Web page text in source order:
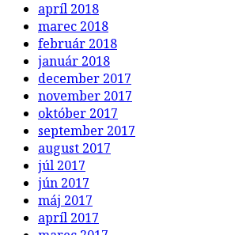
apríl 2018
marec 2018
február 2018
január 2018
december 2017
november 2017
október 2017
september 2017
august 2017
júl 2017
jún 2017
máj 2017
apríl 2017